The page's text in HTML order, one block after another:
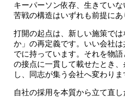
キーパーソン依存、生きていな
苦戦の構造はいずれも前提にあ
打開の起点は、新しい施策で
か」の再定義です。いい会社
でに持っています。それを物
の接点に一貫して載せたとき
し、同志が集う会社へ変わりま
自社の採用を本質から立て直し